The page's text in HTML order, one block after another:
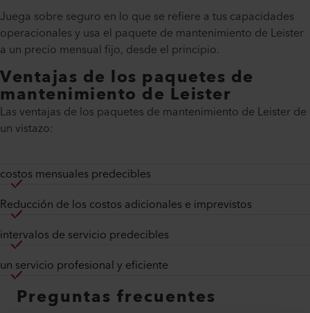
Juega sobre seguro en lo que se refiere a tus capacidades
operacionales y usa el paquete de mantenimiento de Leister
a un precio mensual fijo, desde el principio.
Ventajas de los paquetes de
mantenimiento de Leister
Las ventajas de los paquetes de mantenimiento de Leister de
un vistazo:
costos mensuales predecibles
Reducción de los costos adicionales e imprevistos
intervalos de servicio predecibles
un servicio profesional y eficiente
Preguntas frecuentes